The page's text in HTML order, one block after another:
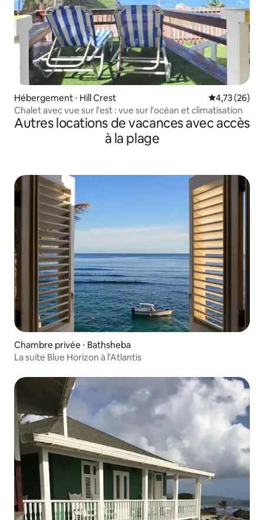
Hébergement ⋅ Hill Crest Évaluation
4,73 (26)
Chalet avec vue sur l'est : vue sur l'océan et climatisation
Autres locations de vacances avec accès
à la plage
Chambre privée ⋅ Bathsheba
La suite Blue Horizon à l'Atlantis